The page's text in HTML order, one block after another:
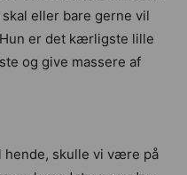
eller bare gerne vil
er det kærligste lille
og give massere af
hende, skulle vi være på